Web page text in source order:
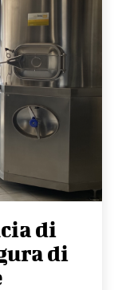
di
di